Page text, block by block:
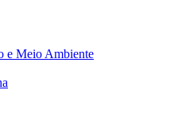
e Meio Ambiente